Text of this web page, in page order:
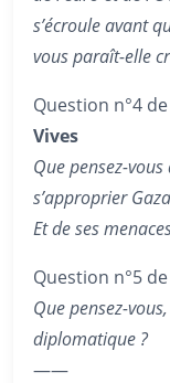
s’écroule avant
vous paraît-elle
Question n°4 de
Vives
Que pensez-
s’approprier
Et de ses
Question n°5 de
Que pensez-
diplomatique ?
——